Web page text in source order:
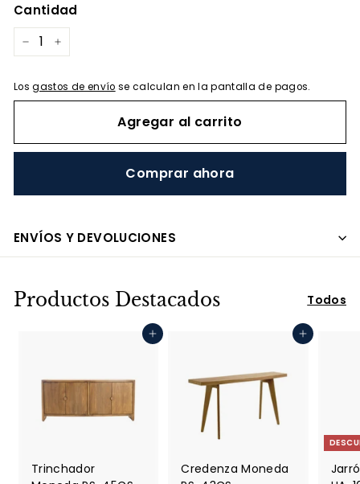
Cantidad
− +
Losgastos de envío se calculan en la pantalla de pagos.
Agregar al carrito
Comprar ahora
ENVÍOS Y DEVOLUCIONES
Productos Destacados Todos
Agregar al carrito
Trinchador
Agregar al carrito
Credenza Moneda